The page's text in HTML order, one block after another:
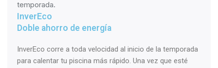
temporada.
InverEco
Doble ahorro de energía
InverEco corre a toda velocidad al inicio de la temporada
para calentar tu piscina más rápido. Una vez que esté